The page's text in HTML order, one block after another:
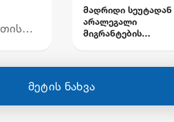
მადრიდი სეუტადან
არალეგალი
მიგრანტების
ესპანეთის შენგენის
გარიცხვაზე
საუბრობენ
მეტის ნახვა